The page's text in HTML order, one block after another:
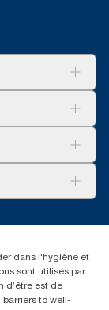
dans l'hygiène et
sont utilisés par
d’être est de
to well-